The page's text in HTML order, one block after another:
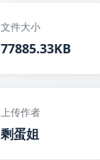
文件大小
77885.33KB
上传作者
剩蛋姐